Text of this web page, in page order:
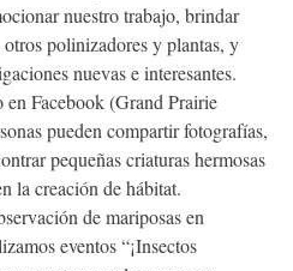
nuestro trabajo, brindar
polinizadores y plantas, y
nuevas e interesantes.
Facebook (Grand Prairie
pueden compartir fotografías,
pequeñas criaturas hermosas
la creación de hábitat.
de mariposas en
eventos “¡Insectos